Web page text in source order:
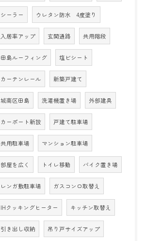
シーラー ウレタン防水 4度塗り
入居率アップ 玄関通路 共用階段
田島ルーフィング 塩ビシート
カーテンレール 新築戸建て
城南区田島 洗濯機置き場 外部建具
カーポート新設 戸建て駐車場
共用駐車場 マンション駐車場
部屋を広く トイレ移動 バイク置き場
レンガ敷駐車場 ガスコンロ取替え
IHクッキングヒーター キッチン取替え
引き出し収納 吊り戸サイズアップ